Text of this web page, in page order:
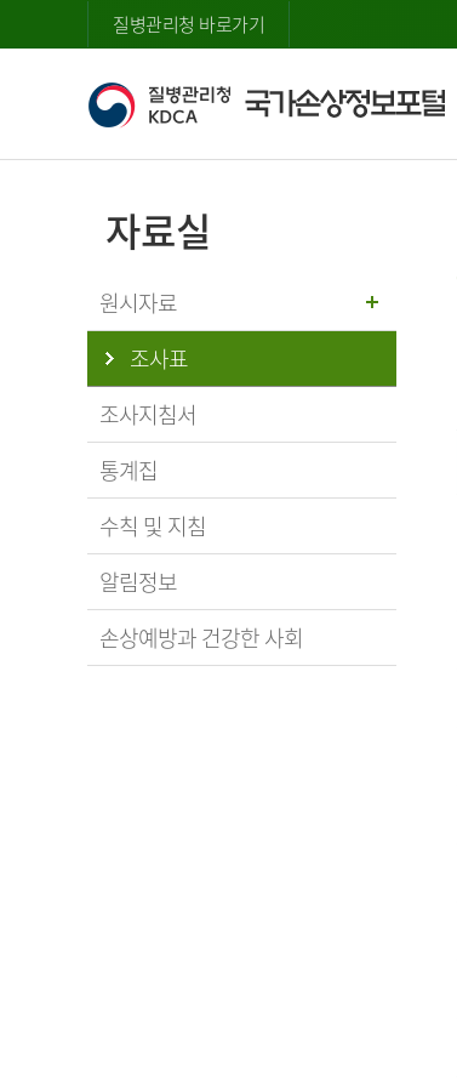
질병관리청 바로가기
자료실
원시자료
조사표
조사지침서
통계집
수칙 및 지침
알림정보
손상예방과 건강한 사회